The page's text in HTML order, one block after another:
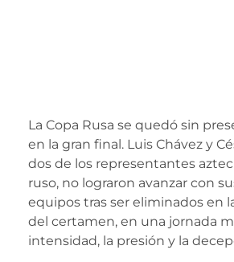
La Copa Rusa se quedó sin
en la gran final. Luis Chávez y
dos de los representantes
ruso, no lograron avanzar con
equipos tras ser eliminados en
del certamen, en una jornada
intensidad, la presión y la